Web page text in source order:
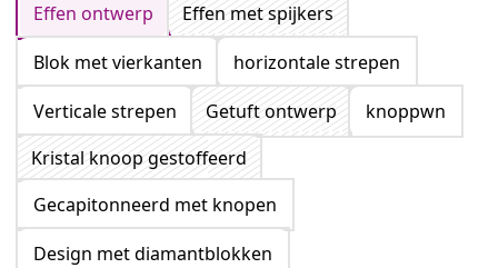
Effen ontwerp
Effen met spijkers
Blok met vierkanten
horizontale strepen
Verticale strepen
Getuft ontwerp
knoppwn
Kristal knoop gestoffeerd
Gecapitonneerd met knopen
Design met diamantblokken